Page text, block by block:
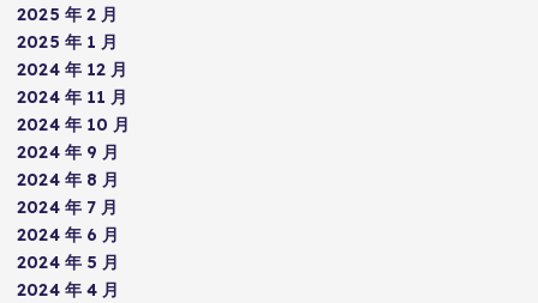
2025 年 2 月
2025 年 1 月
2024 年 12 月
2024 年 11 月
2024 年 10 月
2024 年 9 月
2024 年 8 月
2024 年 7 月
2024 年 6 月
2024 年 5 月
2024 年 4 月